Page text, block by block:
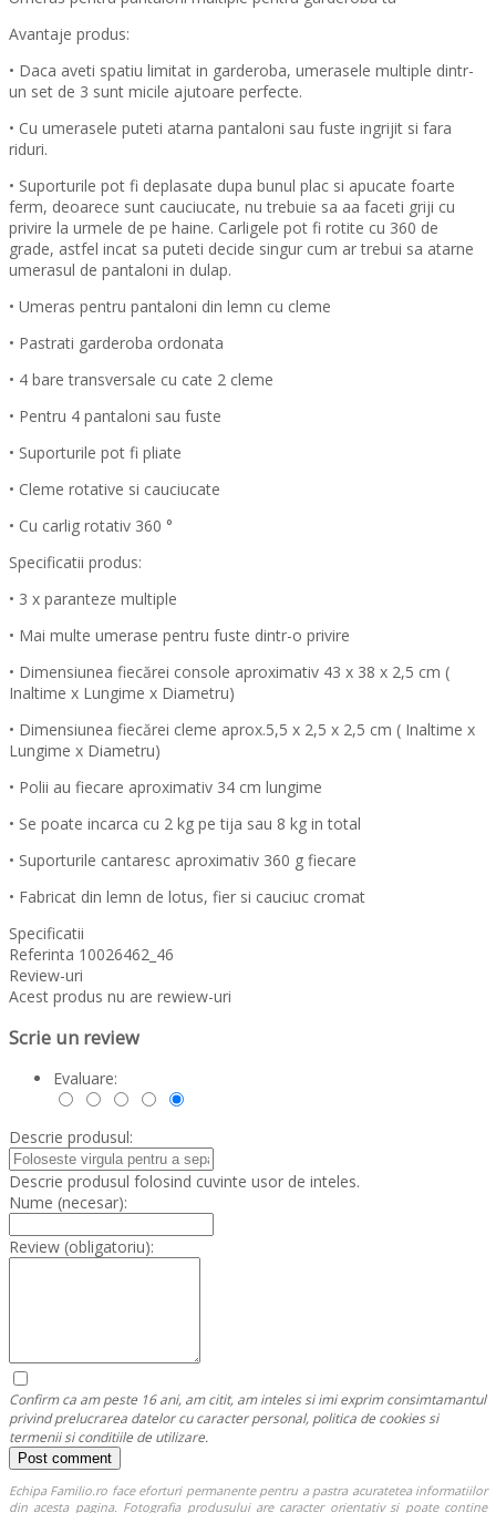
Avantaje produs:
• Daca aveti spatiu limitat in garderoba, umerasele multiple dintr-
un set de 3 sunt micile ajutoare perfecte.
• Cu umerasele puteti atarna pantaloni sau fuste ingrijit si fara
riduri.
• Suporturile pot fi deplasate dupa bunul plac si apucate foarte
ferm, deoarece sunt cauciucate, nu trebuie sa aa faceti griji cu
privire la urmele de pe haine. Carligele pot fi rotite cu 360 de
grade, astfel incat sa puteti decide singur cum ar trebui sa atarne
umerasul de pantaloni in dulap.
• Umeras pentru pantaloni din lemn cu cleme
• Pastrati garderoba ordonata
• 4 bare transversale cu cate 2 cleme
• Pentru 4 pantaloni sau fuste
• Suporturile pot fi pliate
• Cleme rotative si cauciucate
• Cu carlig rotativ 360 °
Specificatii produs:
• 3 x paranteze multiple
• Mai multe umerase pentru fuste dintr-o privire
• Dimensiunea fiecărei console aproximativ 43 x 38 x 2,5 cm (
Inaltime x Lungime x Diametru)
• Dimensiunea fiecărei cleme aprox.5,5 x 2,5 x 2,5 cm ( Inaltime x
Lungime x Diametru)
• Polii au fiecare aproximativ 34 cm lungime
• Se poate incarca cu 2 kg pe tija sau 8 kg in total
• Suporturile cantaresc aproximativ 360 g fiecare
• Fabricat din lemn de lotus, fier si cauciuc cromat
Specificatii
Referinta 10026462_46
Review-uri
Acest produs nu are rewiew-uri
Scrie un review
Evaluare:
Descrie produsul:
Descrie produsul folosind cuvinte usor de inteles.
Nume (necesar):
Review (obligatoriu):
Confirm ca am peste 16 ani, am citit, am inteles si imi exprim consimtamantul
privind prelucrarea datelor cu caracter personal, politica de cookies si
termenii si conditiile de utilizare.
Echipa Familio.ro face eforturi permanente pentru a pastra acuratetea informatiilor
din acesta pagina. Fotografia produsului are caracter orientativ si poate contine